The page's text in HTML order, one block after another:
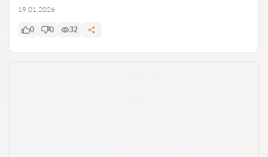
19.01.2026
0 0 32